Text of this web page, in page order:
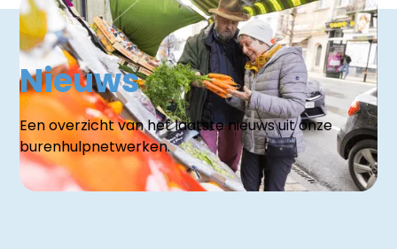
Nieuws
Een overzicht van het laatste nieuws uit onze
burenhulpnetwerken.